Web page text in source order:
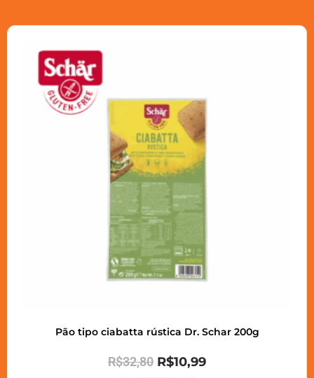
Pão tipo ciabatta rústica Dr. Schar 200g
R$32,80 R$10,99